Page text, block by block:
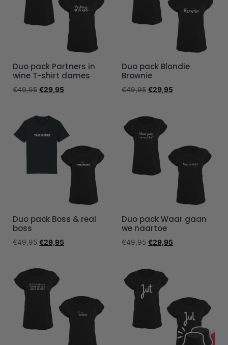
Duo pack Partners in
wine T-shirt dames
€49,95 €29,95
Duo pack Blondie
Brownie
€49,95 €29,95
Duo pack Boss & real
boss
€49,95 €29,95
Duo pack Waar gaan
we naartoe
€49,95 €29,95